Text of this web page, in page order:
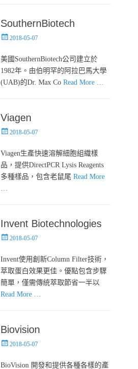
SouthernBiotech
Posted2018-05-07
美國SouthernBiotech公司建立於
1982年。由伯明罕的阿拉巴馬大學
(UAB)的Dr. Max CoRead More …
Viagen
Posted2018-05-07
Viagen生產快速溶解細胞組織樣
品，提供DirectPCR Lysis Reagents
多種樣品，包含老鼠尾Read More
Invent Biotechnologies
Posted2018-05-07
Invent使用創新Column Filter技術，
萃取蛋白效果更佳。優點包含步驟
簡單，僅需傳統萃取節省一半以
Read More …
Biovision
Posted2018-05-07
BioVision 開發和提供各種各樣的產